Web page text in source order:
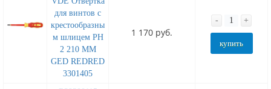
для винтов с
крестообразны
м шлицем PH
2 210 MM
GED REDRED
3301405
1 170 руб.
- +
купить